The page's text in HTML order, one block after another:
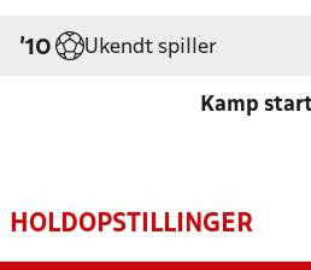
'10 Ukendt spiller
Kamp
HOLDOPSTILLINGER